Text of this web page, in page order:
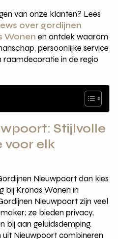
van onze klanten? Lees
over gordijnen
Wonen en ontdek waarom
persoonlijke service
raamdecoratie in de regio
Stijlvolle
voor elk
Nieuwpoort dan kies
bij Kronos Wonen in
Nieuwpoort zijn veel
ze bieden privacy,
bij aan geluidsdemping.
Nieuwpoort combineren